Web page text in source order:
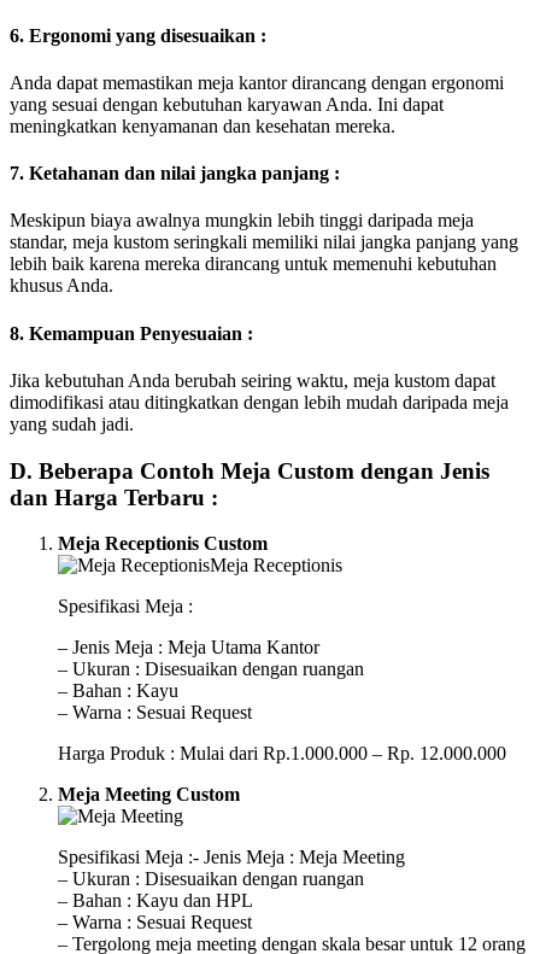
6. Ergonomi yang disesuaikan :
Anda dapat memastikan meja kantor dirancang dengan ergonomi
yang sesuai dengan kebutuhan karyawan Anda. Ini dapat
meningkatkan kenyamanan dan kesehatan mereka.
7. Ketahanan dan nilai jangka panjang :
Meskipun biaya awalnya mungkin lebih tinggi daripada meja
standar, meja kustom seringkali memiliki nilai jangka panjang yang
lebih baik karena mereka dirancang untuk memenuhi kebutuhan
khusus Anda.
8. Kemampuan Penyesuaian :
Jika kebutuhan Anda berubah seiring waktu, meja kustom dapat
dimodifikasi atau ditingkatkan dengan lebih mudah daripada meja
yang sudah jadi.
D. Beberapa Contoh Meja Custom dengan Jenis
dan Harga Terbaru :
Meja Receptionis Custom
Spesifikasi Meja :
– Jenis Meja : Meja Utama Kantor
– Ukuran : Disesuaikan dengan ruangan
– Bahan : Kayu
– Warna : Sesuai Request
Harga Produk : Mulai dari Rp.1.000.000 – Rp. 12.000.000
Meja Meeting Custom
Spesifikasi Meja :- Jenis Meja : Meja Meeting
– Ukuran : Disesuaikan dengan ruangan
– Bahan : Kayu dan HPL
– Warna : Sesuai Request
– Tergolong meja meeting dengan skala besar untuk 12 orang